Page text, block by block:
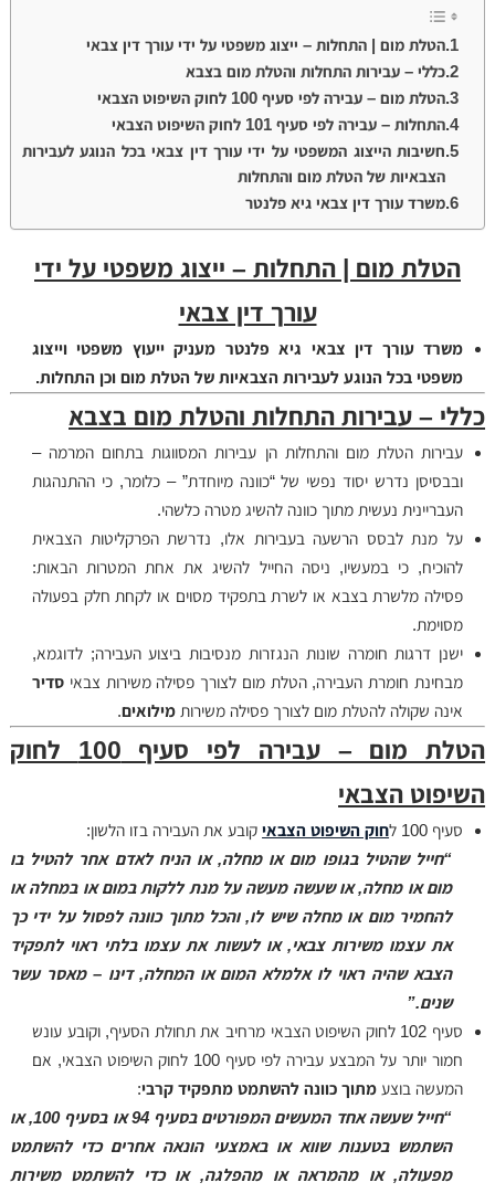
הטלת מום | התחלות – ייצוג משפטי על ידי עורך דין צבאי
כללי – עבירות התחלות והטלת מום בצבא
הטלת מום – עבירה לפי סעיף 100 לחוק השיפוט הצבאי
התחלות – עבירה לפי סעיף 101 לחוק השיפוט הצבאי
חשיבות הייצוג המשפטי על ידי עורך דין צבאי בכל הנוגע לעבירות
הצבאיות של הטלת מום והתחלות
משרד עורך דין צבאי גיא פלנטר
הטלת מום | התחלות – ייצוג משפטי על ידי
עורך דין צבאי
משרד עורך דין צבאי גיא פלנטר מעניק ייעוץ משפטי וייצוג
משפטי בכל הנוגע לעבירות הצבאיות של הטלת מום וכן התחלות.
כללי – עבירות התחלות והטלת מום בצבא
עבירות הטלת מום והתחלות הן עבירות המסווגות בתחום המרמה –
ובבסיסן נדרש יסוד נפשי של “כוונה מיוחדת” – כלומר, כי ההתנהגות
העבריינית נעשית מתוך כוונה להשיג מטרה כלשהי.
על מנת לבסס הרשעה בעבירות אלו, נדרשת הפרקליטות הצבאית
להוכיח, כי במעשיו, ניסה החייל להשיג את אחת המטרות הבאות:
פסילה מלשרת בצבא או לשרת בתפקיד מסוים או לקחת חלק בפעולה
מסוימת.
ישנן דרגות חומרה שונות הנגזרות מנסיבות ביצוע העבירה; לדוגמא,
מבחינת חומרת העבירה, הטלת מום לצורך פסילה משירות צבאיסדיר
אינה שקולה להטלת מום לצורך פסילה משירות מילואים.
הטלת מום – עבירה לפי סעיף 100 לחוק
השיפוט הצבאי
סעיף 100 ל חוק השיפוט הצבאיקובע את העבירה בזו הלשון:
“חייל שהטיל בגופו מום או מחלה, או הניח לאדם אחר להטיל בו
מום או מחלה, או שעשה מעשה על מנת ללקות במום או במחלה או
להחמיר מום או מחלה שיש לו, והכל מתוך כוונה לפסול על ידי כך
את עצמו משירות צבאי, או לעשות את עצמו בלתי ראוי לתפקיד
הצבא שהיה ראוי לו אלמלא המום או המחלה, דינו – מאסר עשר
שנים.”
סעיף 102 לחוק השיפוט הצבאי מרחיב את תחולת הסעיף, וקובע עונש
חמור יותר על המבצע עבירה לפי סעיף 100 לחוק השיפוט הצבאי, אם
המעשה בוצע מתוך כוונה להשתמט מתפקיד קרבי:
“חייל שעשה אחד המעשים המפורטים בסעיף 94 או בסעיף 100, או
השתמש בטענות שווא או באמצעי הונאה אחרים כדי להשתמט
מפעולה, או מהמראה או מהפלגה, או כדי להשתמט משירות